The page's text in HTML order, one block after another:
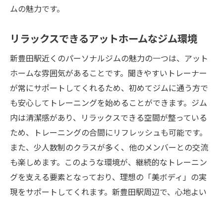
ムの魅力です。
リラックスできるアットホームなジム環境
新豊田駅近くのパーソナルジムの魅力の一つは、アット
ホームな雰囲気があることです。聞きやすいトレーナー
が常にサポートしてくれるため、初めてジムに通う方で
も安心してトレーニングを始めることができます。ジム
内は清潔感があり、リラックスできる空間が整っている
ため、トレーニングの合間にリフレッシュも可能です。
また、少人数制のクラスが多く、他のメンバーとの交流
も楽しめます。このような環境が、継続的なトレーニン
グを支える要素となっており、理想の「美ボディ」の実
現をサポートしてくれます。新豊田駅周辺で、心地よい